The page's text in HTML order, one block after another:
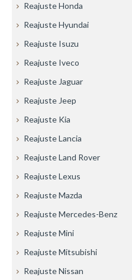
Reajuste Honda
Reajuste Hyundai
Reajuste Isuzu
Reajuste Iveco
Reajuste Jaguar
Reajuste Jeep
Reajuste Kia
Reajuste Lancia
Reajuste Land Rover
Reajuste Lexus
Reajuste Mazda
Reajuste Mercedes-Benz
Reajuste Mini
Reajuste Mitsubishi
Reajuste Nissan